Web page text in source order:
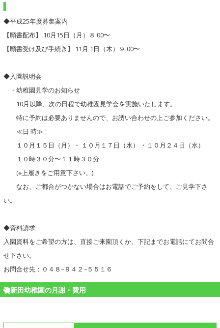
◆平成25年度募集案内
【願書配布】 10月15日（月）８:00〜
【願書受け及び手続き】 11月 1日（木）９:00〜
◆入園説明会
・幼稚園見学のお知らせ
10月以降、次の日程で幼稚園見学会を実施いたします。
特に予約は必要ありませんので、お誘い合わせの上ご参加ください。
≪日 時≫
１０月１５日（月）・ １０月１７日（水） ・１０月２４日（水）
１０時３０分〜１１時３０分
(※上履きをご用意下さい。)
なお、ご都合がつかない場合はお電話でご予約をして、ご見学下さ
い。
◆資料請求
入園資料をご希望の方は、直接ご来園頂くか、下記までお電話にてお問合
せ下さい。
お問合せ先：０４８−９４２−５５１６
新田幼稚園の月謝・費用